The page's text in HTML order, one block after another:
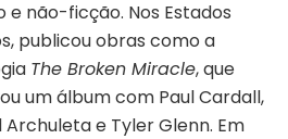
e não-ficção. Nos Estados
publicou obras como a
The Broken Miracle, que
um álbum com Paul Cardall,
Archuleta e Tyler Glenn. Em